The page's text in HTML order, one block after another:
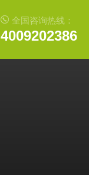
全国咨询热线：
4009202386